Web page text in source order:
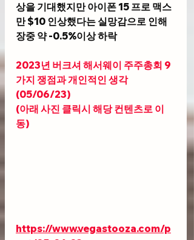
상을 기대했지만 아이폰 15 프로 맥스
만 $10 인상했다는 실망감으로 인해
장중 약 -0.5%이상 하락
2023년 버크셔 해서웨이 주주총회 9
가지 쟁점과 개인적인 생각
(05/06/23)
(아래 사진 클릭시 해당 컨텐츠로 이
동)
https://www.vegastooza.com/p